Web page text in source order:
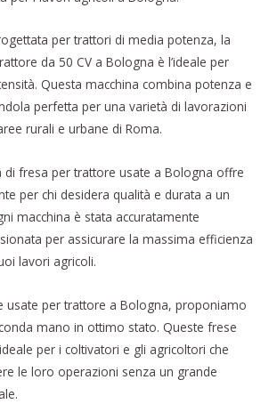
per trattori di media potenza, la
da 50 CV a Bologna è l’ideale per
Questa macchina combina potenza e
perfetta per una varietà di lavorazioni
rurali e urbane di Roma.
di fresa per trattore usate a Bologna offre
per chi desidera qualità e durata a un
macchina è stata accuratamente
per assicurare la massima efficienza
lavori agricoli.
usate per trattore a Bologna, proponiamo
mano in ottimo stato. Queste frese
per i coltivatori e gli agricoltori che
le loro operazioni senza un grande